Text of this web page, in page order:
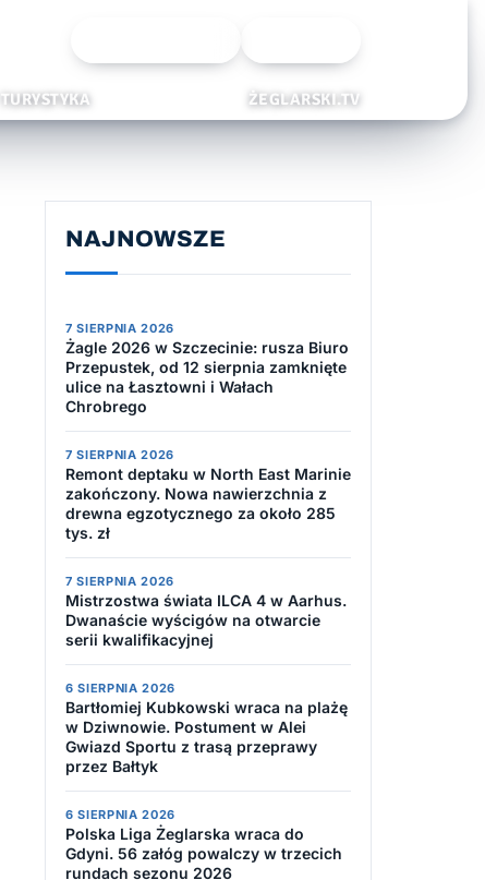
TURYSTYKA ŻEGLARSKI.TV
NAJNOWSZE
7 SIERPNIA 2026
Żagle 2026 w Szczecinie: rusza Biuro
Przepustek, od 12 sierpnia zamknięte
ulice na Łasztowni i Wałach
Chrobrego
7 SIERPNIA 2026
Remont deptaku w North East Marinie
zakończony. Nowa nawierzchnia z
drewna egzotycznego za około 285
tys. zł
7 SIERPNIA 2026
Mistrzostwa świata ILCA 4 w Aarhus.
Dwanaście wyścigów na otwarcie
serii kwalifikacyjnej
6 SIERPNIA 2026
Bartłomiej Kubkowski wraca na plażę
w Dziwnowie. Postument w Alei
Gwiazd Sportu z trasą przeprawy
przez Bałtyk
6 SIERPNIA 2026
Polska Liga Żeglarska wraca do
Gdyni. 56 załóg powalczy w trzecich
rundach sezonu 2026